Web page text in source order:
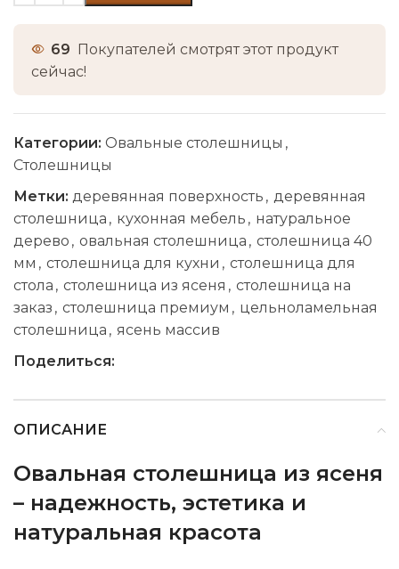
69 Покупателей смотрят этот продукт
сейчас!
Категории: Овальные столешницы ,
Столешницы
Метки: деревянная поверхность , деревянная
столешница , кухонная мебель , натуральное
дерево , овальная столешница , столешница 40
мм , столешница для кухни , столешница для
стола , столешница из ясеня , столешница на
заказ , столешница премиум , цельноламельная
столешница , ясень массив
Поделиться:
ОПИСАНИЕ
Овальная столешница из ясеня
– надежность, эстетика и
натуральная красота